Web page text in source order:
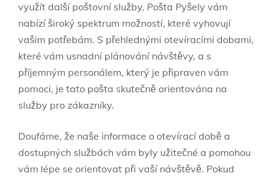
využít další poštovní služby, Pošta Pyšely vám
nabízí široký spektrum možností, které vyhovují
vašim potřebám. S přehlednými otevíracími dobami,
které vám usnadní plánování návštěvy, a s
příjemným personálem, který je připraven vám
pomoci, je tato pošta skutečně orientována na
služby pro zákazníky.
Doufáme, že naše informace o otevírací době a
dostupných službách vám byly užitečné a pomohou
vám lépe se orientovat při vaší návštěvě. Pokud